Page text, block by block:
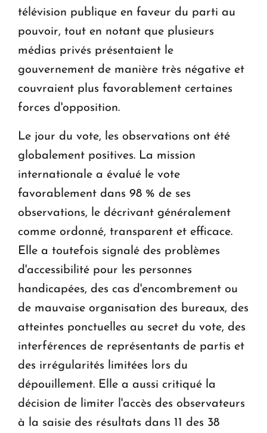
télévision publique en faveur du parti au
pouvoir, tout en notant que plusieurs
médias privés présentaient le
gouvernement de manière très négative et
couvraient plus favorablement certaines
forces d'opposition.
Le jour du vote, les observations ont été
globalement positives. La mission
internationale a évalué le vote
favorablement dans 98 % de ses
observations, le décrivant généralement
comme ordonné, transparent et efficace.
Elle a toutefois signalé des problèmes
d'accessibilité pour les personnes
handicapées, des cas d'encombrement ou
de mauvaise organisation des bureaux, des
atteintes ponctuelles au secret du vote, des
interférences de représentants de partis et
des irrégularités limitées lors du
dépouillement. Elle a aussi critiqué la
décision de limiter l'accès des observateurs
à la saisie des résultats dans 11 des 38